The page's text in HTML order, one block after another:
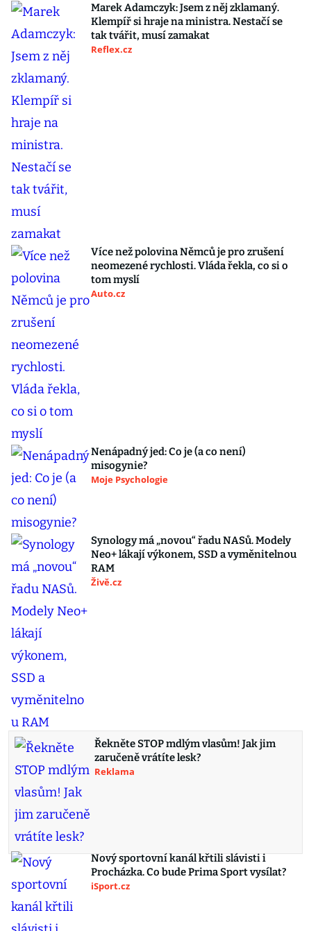
Marek Adamczyk: Jsem z něj zklamaný.
Klempíř si hraje na ministra. Nestačí se
tak tvářit, musí zamakat
Reflex.cz
Více než polovina Němců je pro zrušení
neomezené rychlosti. Vláda řekla, co si o
tom myslí
Auto.cz
Nenápadný jed: Co je (a co není)
misogynie?
Moje Psychologie
Synology má „novou“ řadu NASů. Modely
Neo+ lákají výkonem, SSD a vyměnitelnou
RAM
Živě.cz
Řekněte STOP mdlým vlasům! Jak jim
zaručeně vrátíte lesk?
Reklama
Nový sportovní kanál křtili slávisti i
Procházka. Co bude Prima Sport vysílat?
iSport.cz